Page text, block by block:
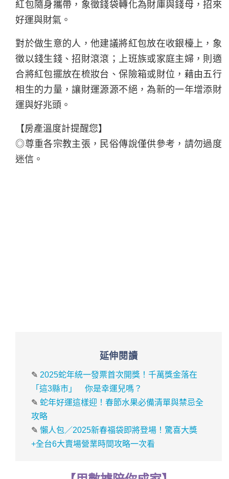
紅包隨身攜帶，象徵錢袋轉化為財庫與錢母，招來
好運與財氣。
對於做生意的人，他建議將紅包放在收銀檯上，象
徵以錢生錢、招財滾滾；上班族或家庭主婦，則適
合將紅包擺放在梳妝台、保險箱或財位，藉由五行
相生的力量，讓財運源源不絕，為新的一年增添財
運與好兆頭。
【房產溫度計提醒您】
◎尊重各宗教主張，民俗傳說僅供參考，請勿過度
迷信。
延伸閱讀
✎ 2025蛇年統一發票首次開獎！千萬獎金落在
「這3縣市」 你是幸運兒嗎？
✎ 蛇年好運這樣迎！春節水果必備清單與禁忌全
攻略
✎懶人包／2025新春福袋即將登場！驚喜大獎
+全台6大賣場營業時間攻略一次看